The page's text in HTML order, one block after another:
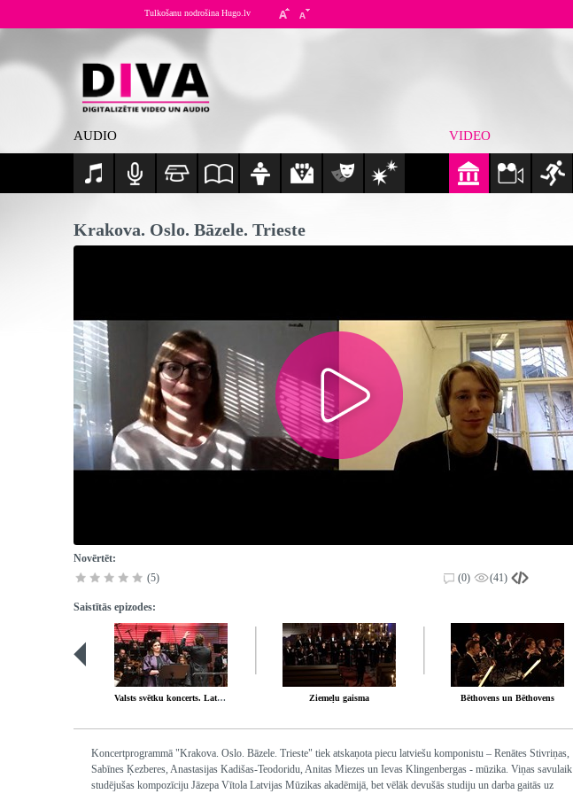
Tulkošanu nodrošina Hugo.lv
AUDIO VIDEO
Krakova. Oslo. Bāzele. Trieste
Novērtēt:
(5)
(0) (41)
Saistītās epizodes:
Valsts svētku koncerts. Latvijai 102 Ziemeļu gaisma Bēthovens un Bēthovens
Koncertprogrammā "Krakova. Oslo. Bāzele. Trieste" tiek atskaņota piecu latviešu komponistu – Renātes Stivriņas,
Sabīnes Ķezberes, Anastasijas Kadišas-Teodoridu, Anitas Miezes un Ievas Klingenbergas - mūzika. Viņas savulaik
studējušas kompozīciju Jāzepa Vītola Latvijas Mūzikas akadēmijā, bet vēlāk devušās studiju un darba gaitās uz